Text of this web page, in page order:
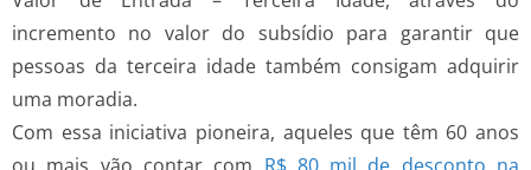
incremento no valor do subsídio para garantir que
pessoas da terceira idade também consigam adquirir
uma moradia.
Com essa iniciativa pioneira, aqueles que têm 60 anos